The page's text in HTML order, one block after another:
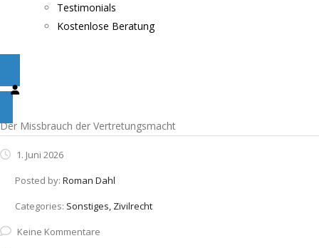
Testimonials
Kostenlose Beratung
Der Missbrauch der Vertretungsmacht
1. Juni 2026
Posted by: Roman Dahl
Categories: Sonstiges, Zivilrecht
Keine Kommentare